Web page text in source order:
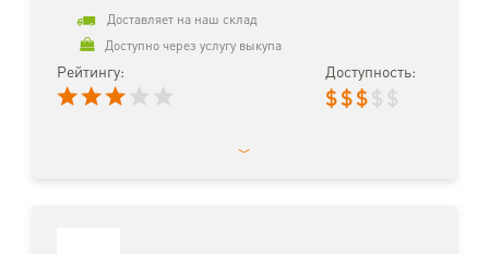
Доставляет на наш склад
Доступно через услугу выкупа
Рейтингу: Доступность:
$ $ $ $ $